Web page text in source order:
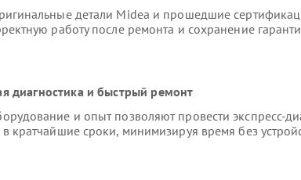
детали Midea и прошедшие
работу после ремонта и сохранение
диагностика и быстрый ремонт
и опыт позволяют провести экспресс-
в кратчайшие сроки, минимизируя время без